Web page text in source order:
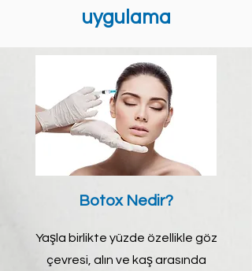
uygulama
Botox Nedir?
Yaşla birlikte yüzde özellikle göz
çevresi, alın ve kaş arasında